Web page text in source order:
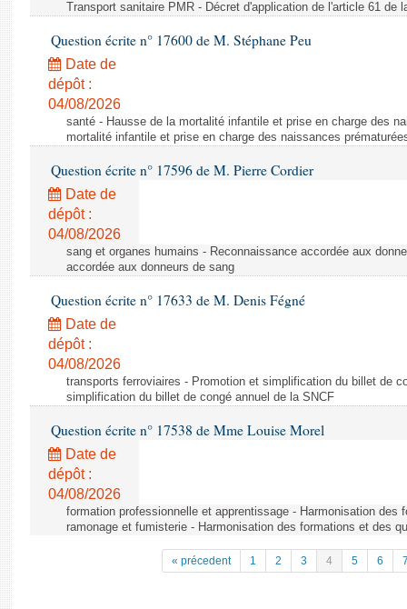
Transport sanitaire PMR - Décret d'application de l'article 61 de
Question écrite n° 17600 de M. Stéphane Peu
Date de
dépôt :
04/08/2026
santé - Hausse de la mortalité infantile et prise en charge des
mortalité infantile et prise en charge des naissances
Question écrite n° 17596 de M. Pierre Cordier
Date de
dépôt :
04/08/2026
sang et organes humains - Reconnaissance accordée aux
accordée aux donneurs de sang
Question écrite n° 17633 de M. Denis Fégné
Date de
dépôt :
04/08/2026
transports ferroviaires - Promotion et simplification du billet de
simplification du billet de congé annuel de la SNCF
Question écrite n° 17538 de Mme Louise Morel
Date de
dépôt :
04/08/2026
formation professionnelle et apprentissage - Harmonisation des
ramonage et fumisterie - Harmonisation des formations et des
« précedent 1 2 3 4 5 6